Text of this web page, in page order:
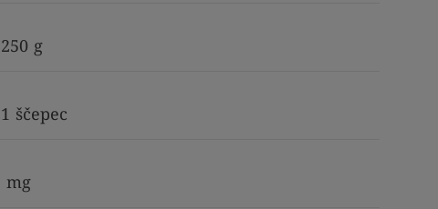
250 g
1 ščepec
mg